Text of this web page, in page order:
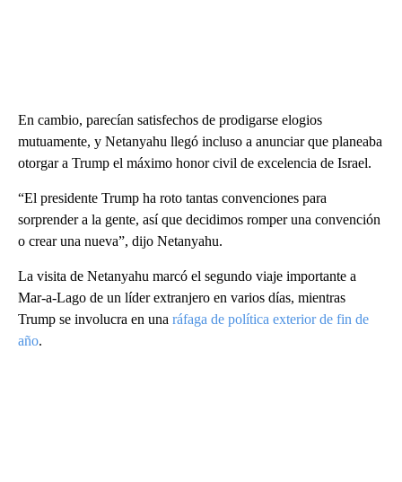
En cambio, parecían satisfechos de prodigarse elogios
mutuamente, y Netanyahu llegó incluso a anunciar que planeaba
otorgar a Trump el máximo honor civil de excelencia de Israel.
“El presidente Trump ha roto tantas convenciones para
sorprender a la gente, así que decidimos romper una convención
o crear una nueva”, dijo Netanyahu.
La visita de Netanyahu marcó el segundo viaje importante a
Mar-a-Lago de un líder extranjero en varios días, mientras
Trump se involucra en una ráfaga de política exterior de fin de
año.